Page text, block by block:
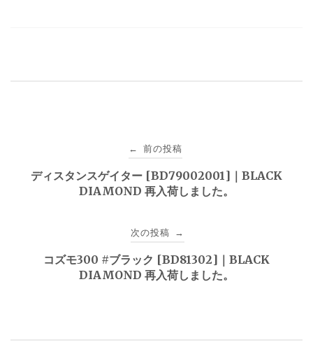
← 前の投稿
ディスタンスゲイター [BD79002001]｜BLACK
DIAMOND 再入荷しました。
次の投稿 →
コズモ300 #ブラック [BD81302]｜BLACK
DIAMOND 再入荷しました。